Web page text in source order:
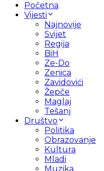
Početna
Vijesti
Najnovije
Svijet
Regija
BiH
Ze-Do
Zenica
Zavidovići
Žepče
Maglaj
Tešanj
Društvo
Politika
Obrazovanje
Kultura
Mladi
Muzika